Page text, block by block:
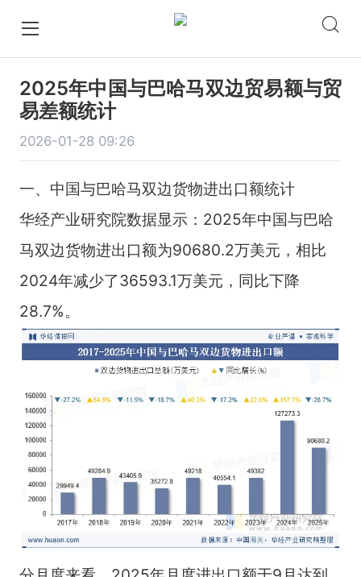
2025年中国与巴哈马双边贸易额与贸
易差额统计
2026-01-28 09:26
一、中国与巴哈马双边货物进出口额统计
华经产业研究院数据显示：2025年中国与巴哈
马双边货物进出口额为90680.2万美元，相比
2024年减少了36593.1万美元，同比下降
28.7%。